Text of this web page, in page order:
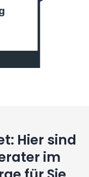
Hier sind
im